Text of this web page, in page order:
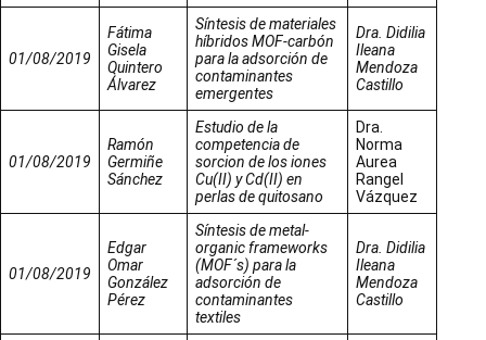
01/08/2019
Fátima
Gisela
Quintero
Álvarez
Síntesis de materiales
híbridos MOF-carbón
para la adsorción de
contaminantes
emergentes
Dra. Didilia
Ileana
Mendoza
Castillo
01/08/2019
Ramón
Germiñe
Sánchez
Estudio de la
competencia de
sorcion de los iones
Cu(II) y Cd(II) en
perlas de quitosano
Dra.
Norma
Aurea
Rangel
Vázquez
01/08/2019
Edgar
Omar
González
Pérez
Síntesis de metal-
organic frameworks
(MOF´s) para la
adsorción de
contaminantes
textiles
Dra. Didilia
Ileana
Mendoza
Castillo